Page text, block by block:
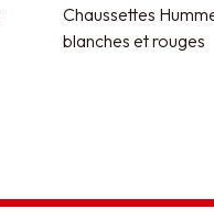
Chaussettes
blanches et rouges